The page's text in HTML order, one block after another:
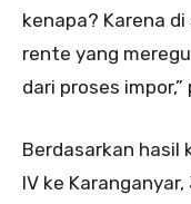
kenapa? Karena
rente yang
dari proses impor,”
Berdasarkan hasil
IV ke